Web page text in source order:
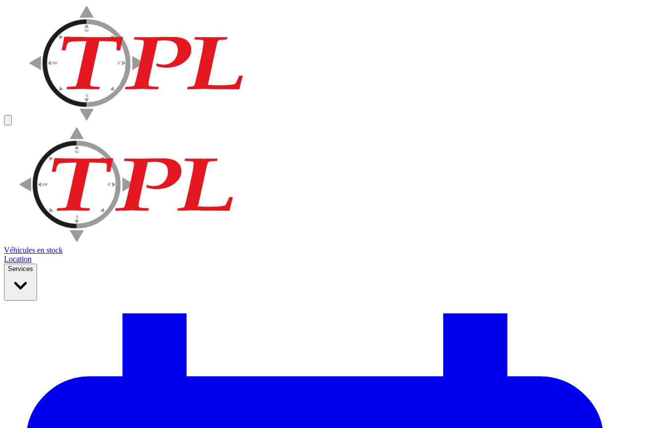
Véhicules en stock
Location
Services